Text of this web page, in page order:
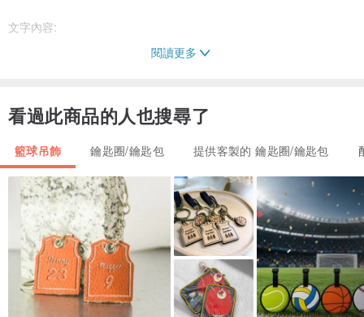
文字內容:
📌木頭表面有上木專用防水漆
雷射雕刻後會再上一道
基本防潑水沒問題
但不宜長時間泡於水中
閱讀更多
看過此商品的人也搜尋了
籃球吊飾 鑰匙圈/鑰匙包 提供客製的 鑰匙圈/鑰匙包